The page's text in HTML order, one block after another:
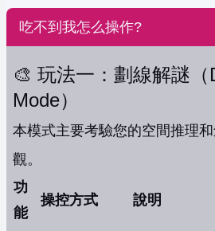
吃不到我怎么操作?
🎨 玩法一：劃線解謎
Mode）
本模式主要考驗您的空間推理
觀。
功
能
操控方式 說明